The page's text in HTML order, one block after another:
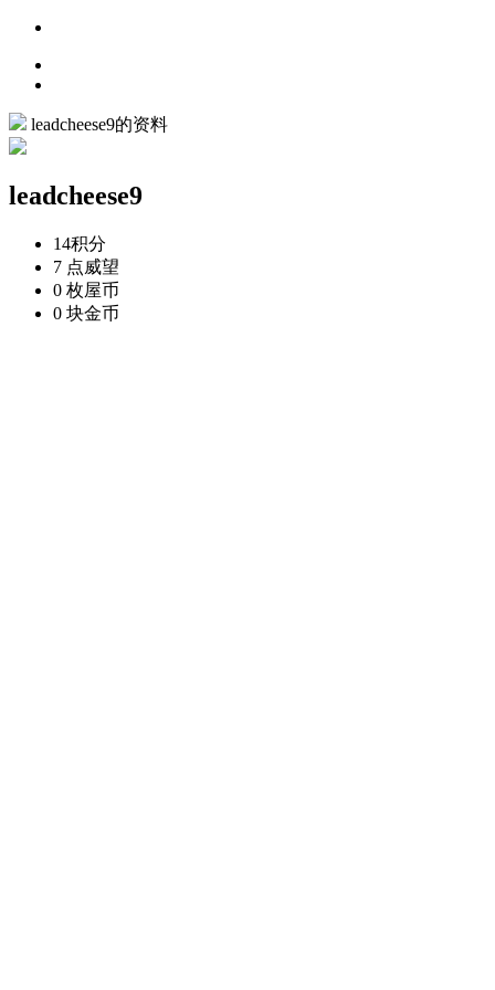
leadcheese9的资料
leadcheese9
14积分
7 点威望
0 枚屋币
0 块金币